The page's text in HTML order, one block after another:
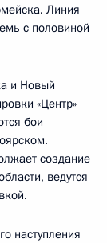
Линия
с половиной
и Новый
«Центр»
бои
создание
ведутся
наступления